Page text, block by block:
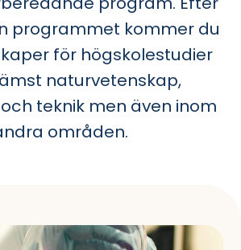
programmet kommer du
för högskolestudier
naturvetenskap,
teknik men även inom
områden.